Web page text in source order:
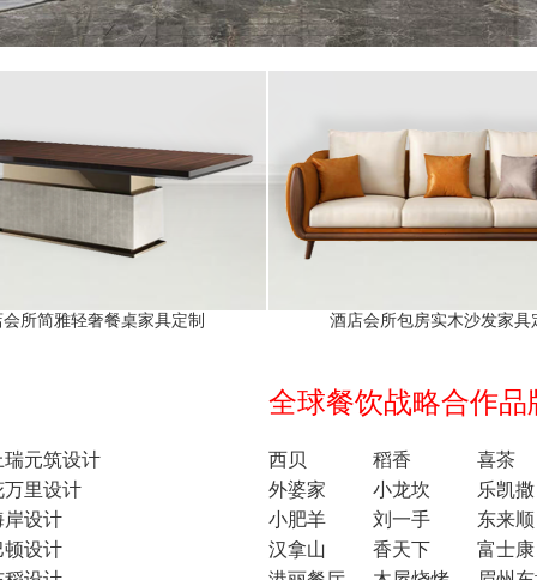
所简雅轻奢餐桌家具定制 酒店会所包房实木沙发家具
瑞元筑设计
万里设计
岸设计
顿设计
全球餐饮战略合作品
西贝 稻香
喜茶
外婆家
小龙坎
乐凯撒
小肥羊
刘一手
东来顺
汉拿山
香天下
富士康